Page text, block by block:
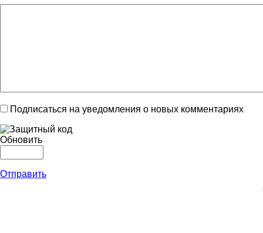
Подписаться на уведомления о новых комментариях
Обновить
Отправить